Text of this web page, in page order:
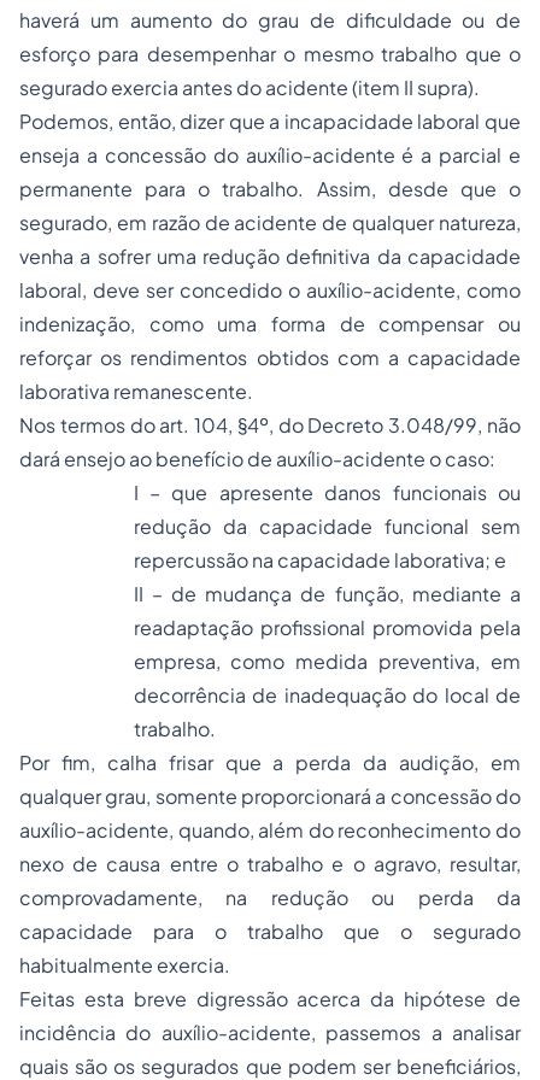
haverá um aumento do grau de dificuldade ou de
esforço para desempenhar o mesmo trabalho que o
segurado exercia antes do acidente (item II supra).
Podemos, então, dizer que a incapacidade laboral que
enseja a concessão do auxílio-acidente é a parcial e
permanente para o trabalho. Assim, desde que o
segurado, em razão de acidente de qualquer natureza,
venha a sofrer uma redução definitiva da capacidade
laboral, deve ser concedido o auxílio-acidente, como
indenização, como uma forma de compensar ou
reforçar os rendimentos obtidos com a capacidade
laborativa remanescente.
Nos termos do art. 104, §4º, do Decreto 3.048/99, não
dará ensejo ao benefício de auxílio-acidente o caso:
I – que apresente danos funcionais ou
redução da capacidade funcional sem
repercussão na capacidade laborativa; e
II – de mudança de função, mediante a
readaptação profissional promovida pela
empresa, como medida preventiva, em
decorrência de inadequação do local de
trabalho.
Por fim, calha frisar que a perda da audição, em
qualquer grau, somente proporcionará a concessão do
auxílio-acidente, quando, além do reconhecimento do
nexo de causa entre o trabalho e o agravo, resultar,
comprovadamente, na redução ou perda da
capacidade para o trabalho que o segurado
habitualmente exercia.
Feitas esta breve digressão acerca da hipótese de
incidência do auxílio-acidente, passemos a analisar
quais são os segurados que podem ser beneficiários,